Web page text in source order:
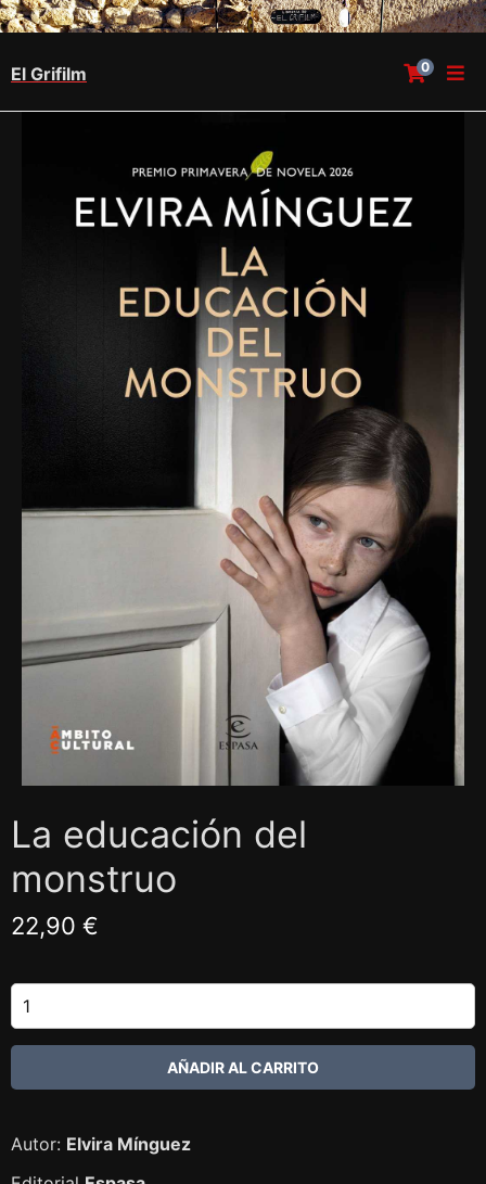
El Grifilm 0
La educación del
monstruo
22,90 €
Autor: Elvira Mínguez